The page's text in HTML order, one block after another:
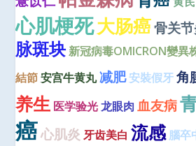
心肌梗死大肠癌骨关
脉斑块 新冠病毒OMICRON變異
結節 安宫牛黄丸减肥安裝假牙 角
养生 医学验光 龙眼肉 血友病
癌心肌炎 牙齿美白 流感腦卒